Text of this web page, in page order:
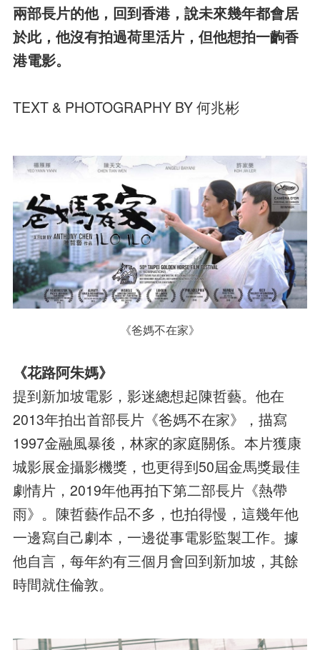
兩部長片的他，回到香港，說未來幾年都會居
於此，他沒有拍過荷里活片，但他想拍一齣香
港電影。
TEXT & PHOTOGRAPHY BY 何兆彬
《爸媽不在家》
《花路阿朱媽》
提到新加坡電影，影迷總想起陳哲藝。他在
2013年拍出首部長片《爸媽不在家》，描寫
1997金融風暴後，林家的家庭關係。本片獲康
城影展金攝影機獎，也更得到50屆金馬獎最佳
劇情片，2019年他再拍下第二部長片《熱帶
雨》。陳哲藝作品不多，也拍得慢，這幾年他
一邊寫自己劇本，一邊從事電影監製工作。據
他自言，每年約有三個月會回到新加坡，其餘
時間就住倫敦。